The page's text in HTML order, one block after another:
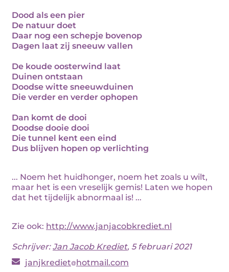
Dood als een pier
De natuur doet
Daar nog een schepje bovenop
Dagen laat zij sneeuw vallen
De koude oosterwind laat
Duinen ontstaan
Doodse witte sneeuwduinen
Die verder en verder ophopen
Dan komt de dooi
Doodse dooie dooi
Die tunnel kent een eind
Dus blijven hopen op verlichting
... Noem het huidhonger, noem het zoals u wilt,
maar het is een vreselijk gemis! Laten we hopen
dat het tijdelijk abnormaal is! ...
Zie ook: http://www.janjacobkrediet.nl
Schrijver:Jan Jacob Krediet, 5 februari 2021
janjkrediet hotmail.com